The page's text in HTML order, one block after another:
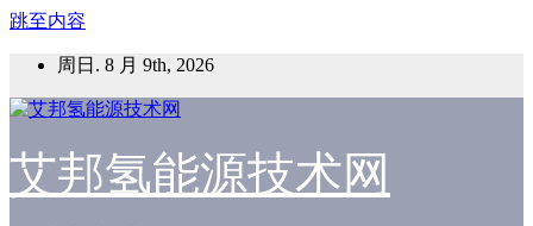
跳至内容
周日. 8 月 9th, 2026
艾邦氢能源技术网